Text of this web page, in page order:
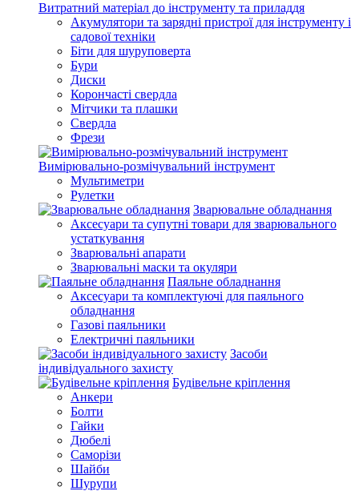
Витратний матеріал до інструменту та приладдя
Акумулятори та зарядні пристрої для інструменту і
садової техніки
Біти для шуруповерта
Бури
Диски
Корончасті свердла
Мітчики та плашки
Свердла
Фрези
Вимірювально-розмічувальний інструмент
Мультиметри
Рулетки
Зварювальне обладнання
Аксесуари та супутні товари для зварювального
устаткування
Зварювальні апарати
Зварювальні маски та окуляри
Паяльне обладнання
Аксесуари та комплектуючі для паяльного
обладнання
Газові паяльники
Електричні паяльники
Засоби
індивідуального захисту
Будівельне кріплення
Анкери
Болти
Гайки
Дюбелі
Саморізи
Шайби
Шурупи